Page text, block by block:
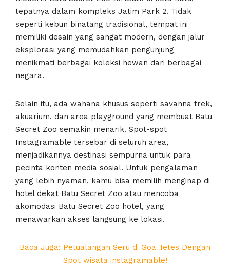
tepatnya dalam kompleks Jatim Park 2. Tidak
seperti kebun binatang tradisional, tempat ini
memiliki desain yang sangat modern, dengan jalur
eksplorasi yang memudahkan pengunjung
menikmati berbagai koleksi hewan dari berbagai
negara.
Selain itu, ada wahana khusus seperti savanna trek,
akuarium, dan area playground yang membuat Batu
Secret Zoo semakin menarik. Spot-spot
Instagramable tersebar di seluruh area,
menjadikannya destinasi sempurna untuk para
pecinta konten media sosial. Untuk pengalaman
yang lebih nyaman, kamu bisa memilih menginap di
hotel dekat Batu Secret Zoo atau mencoba
akomodasi Batu Secret Zoo hotel, yang
menawarkan akses langsung ke lokasi.
Baca Juga: Petualangan Seru di Goa Tetes Dengan
Spot wisata instagramable!